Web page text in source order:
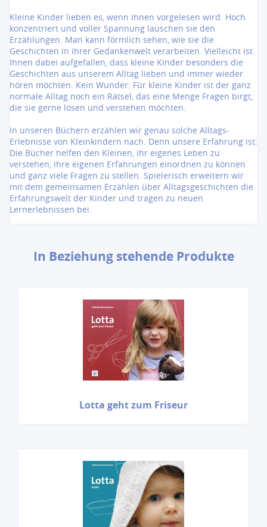
Kleine Kinder lieben es, wenn ihnen vorgelesen wird. Hoch
konzentriert und voller Spannung lauschen sie den
Erzählungen. Man kann förmlich sehen, wie sie die
Geschichten in ihrer Gedankenwelt verarbeiten. Vielleicht ist
Ihnen dabei aufgefallen, dass kleine Kinder besonders die
Geschichten aus unserem Alltag lieben und immer wieder
hören möchten. Kein Wunder: Für kleine Kinder ist der ganz
normale Alltag noch ein Rätsel, das eine Menge Fragen birgt,
die sie gerne lösen und verstehen möchten.
In unseren Büchern erzählen wir genau solche Alltags-
Erlebnisse von Kleinkindern nach. Denn unsere Erfahrung ist:
Die Bücher helfen den Kleinen, ihr eigenes Leben zu
verstehen, ihre eigenen Erfahrungen einordnen zu können
und ganz viele Fragen zu stellen. Spielerisch erweitern wir
mit dem gemeinsamen Erzählen über Alltagsgeschichten die
Erfahrungswelt der Kinder und tragen zu neuen
Lernerlebnissen bei.
In Beziehung stehende Produkte
Lotta geht zum Friseur